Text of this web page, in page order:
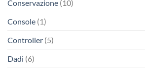
Conservazione (10)
Console (1)
Controller (5)
Dadi (6)